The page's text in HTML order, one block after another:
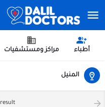
أطباء مراكز ومستشفيات
المنيل
result